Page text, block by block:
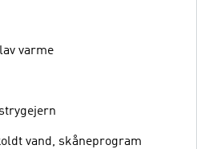
varme
vand, skåneprogram